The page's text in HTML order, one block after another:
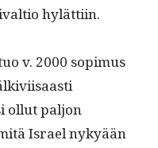
hylättiin.
v. 2000 sopimus
ollut paljon
Israel nykyään